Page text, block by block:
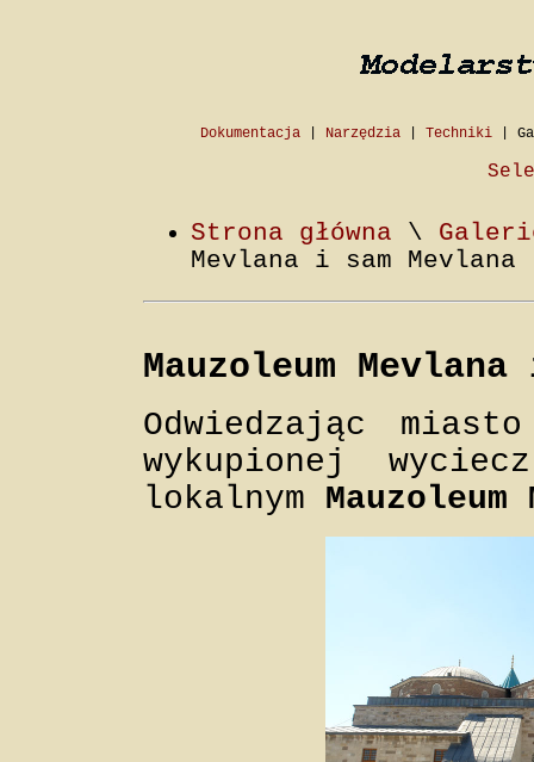
Dokumentacja| Narzędzia| Techniki|
Strona główna \
Mevlana i sam
Mauzoleum
Odwiedzając
wykupionej
lokalnym Mauzoleum